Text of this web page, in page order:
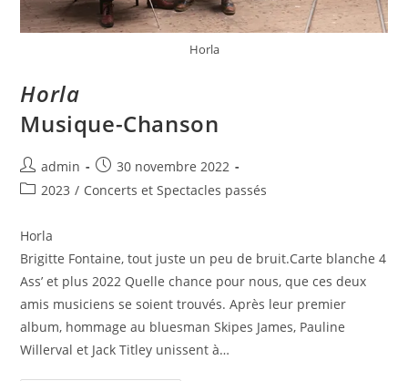
Horla
Horla
Musique-Chanson
admin
30 novembre 2022
2023 / Concerts et Spectacles passés
Horla
Brigitte Fontaine, tout juste un peu de bruit.Carte blanche 4
Ass’ et plus 2022 Quelle chance pour nous, que ces deux
amis musiciens se soient trouvés. Après leur premier
album, hommage au bluesman Skipes James, Pauline
Willerval et Jack Titley unissent à…